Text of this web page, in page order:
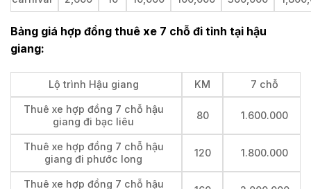
Bảng giá hợp đồng thuê xe 7 chỗ đi tỉnh tại hậu
giang:
Lộ trình Hậu giang KM 7 chỗ
Thuê xe hợp đồng 7 chỗ hậu
giang đi bạc liêu
80 1.600.000
Thuê xe hợp đồng 7 chỗ hậu
giang đi phước long
120 1.800.000
Thuê xe hợp đồng 7 chỗ hậu